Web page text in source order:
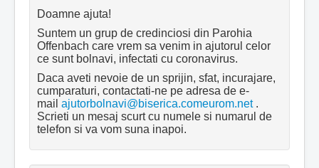
Doamne ajuta!
Suntem un grup de credinciosi din Parohia
Offenbach care vrem sa venim in ajutorul celor
ce sunt bolnavi, infectati cu coronavirus.
Daca aveti nevoie de un sprijin, sfat, incurajare,
cumparaturi, contactati-ne pe adresa de e-
mail ajutorbolnavi@biserica.comeurom.net.
Scrieti un mesaj scurt cu numele si numarul de
telefon si va vom suna inapoi.